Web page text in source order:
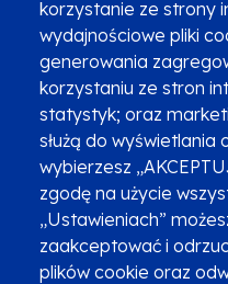
korzystanie ze strony
wydajnościowe pliki
generowania
korzystaniu ze stron
statystyk; oraz
służą do wyświetlania
wybierzesz
zgodę na użycie
„Ustawieniach”
zaakceptować i
plików cookie oraz
Zgłoszenia podejrzenia
Newsletter
Najczęściej zadawane
Zobacz inne programy
Poznaj
Deklaracja dostępności
Przetwarzanie danych